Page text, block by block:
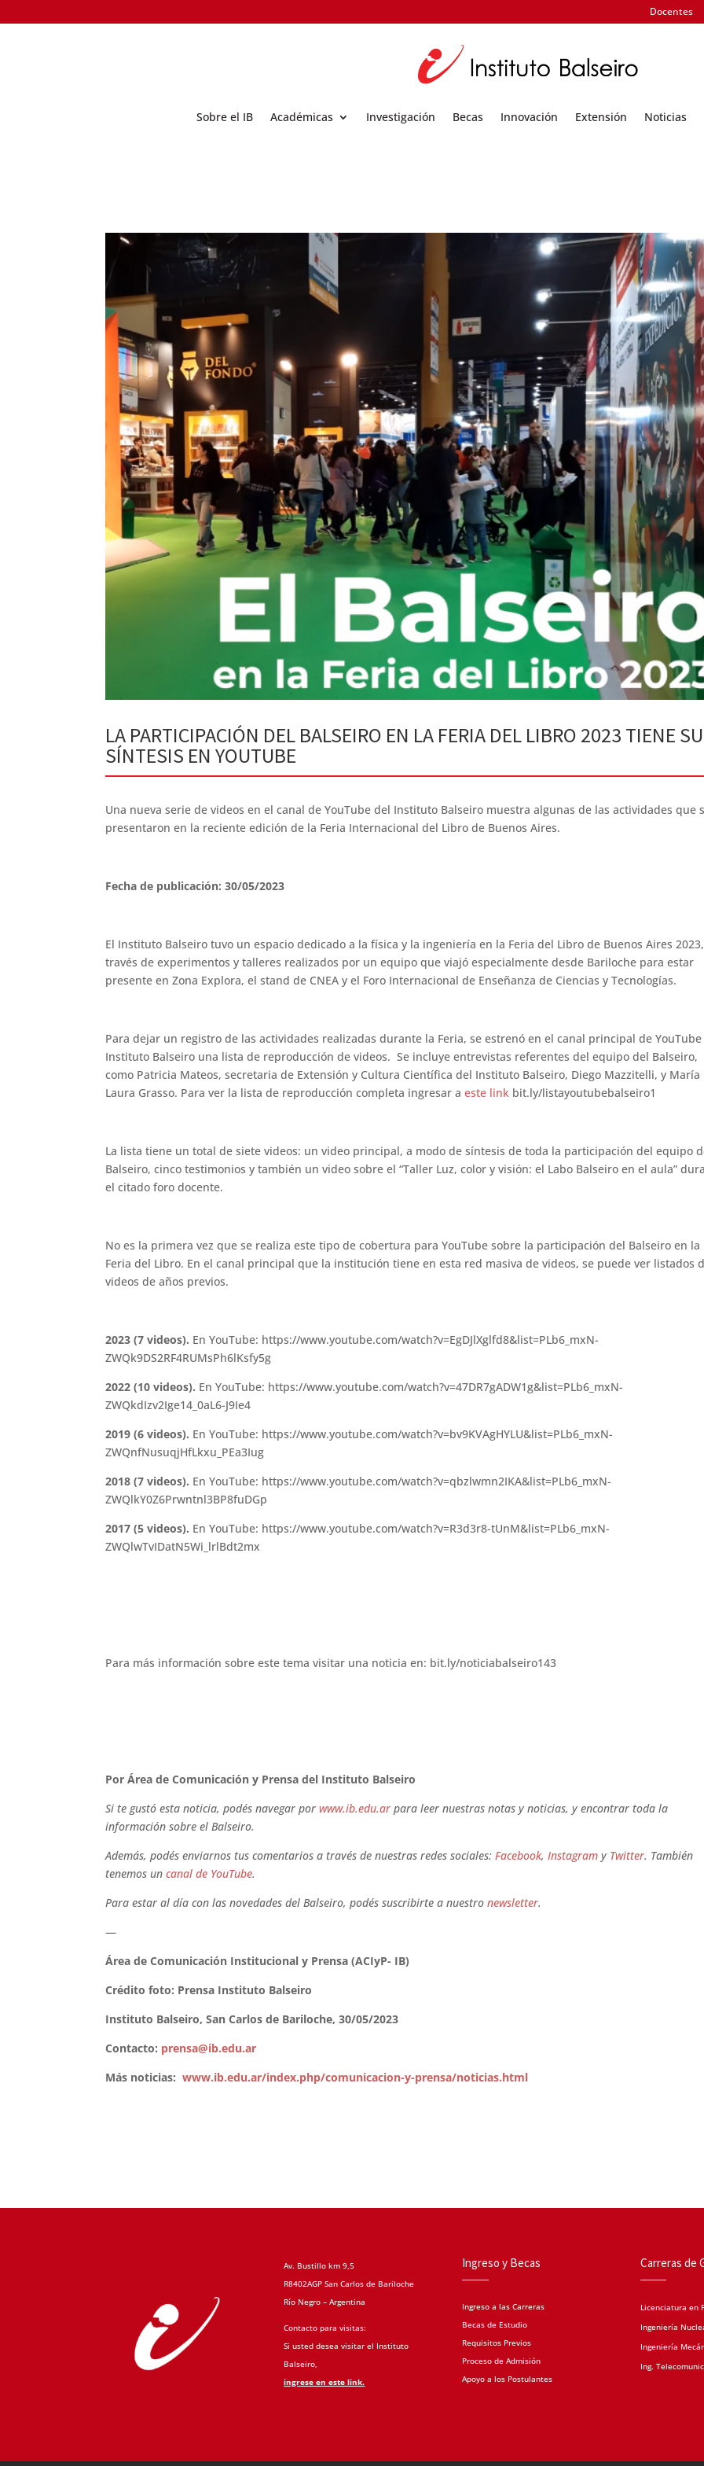
Docentes
Sobre el IB Académicas Investigación Becas Innovación Extensión Noticias
LA PARTICIPACIÓN DEL BALSEIRO EN LA FERIA DEL LIBRO 2023 TIENE SU
SÍNTESIS EN YOUTUBE
Una nueva serie de videos en el canal de YouTube del Instituto Balseiro muestra algunas de las actividades que
presentaron en la reciente edición de la Feria Internacional del Libro de Buenos Aires.
Fecha de publicación: 30/05/2023
El Instituto Balseiro tuvo un espacio dedicado a la física y la ingeniería en la Feria del Libro de Buenos Aires
través de experimentos y talleres realizados por un equipo que viajó especialmente desde Bariloche para estar
presente en Zona Explora, el stand de CNEA y el Foro Internacional de Enseñanza de Ciencias y Tecnologías.
Para dejar un registro de las actividades realizadas durante la Feria, se estrenó en el canal principal de YouTube
Instituto Balseiro una lista de reproducción de videos. Se incluye entrevistas referentes del equipo del Balseiro,
como Patricia Mateos, secretaria de Extensión y Cultura Científica del Instituto Balseiro, Diego Mazzitelli, y María
Laura Grasso. Para ver la lista de reproducción completa ingresar aeste link bit.ly/listayoutubebalseiro1
La lista tiene un total de siete videos: un video principal, a modo de síntesis de toda la participación del equipo
Balseiro, cinco testimonios y también un video sobre el “Taller Luz, color y visión: el Labo Balseiro en el aula”
el citado foro docente.
No es la primera vez que se realiza este tipo de cobertura para YouTube sobre la participación del Balseiro en la
Feria del Libro. En el canal principal que la institución tiene en esta red masiva de videos, se puede ver listados
videos de años previos.
2023 (7 videos). En YouTube: https://www.youtube.com/watch?v=EgDJlXglfd8&list=PLb6_mxN-
ZWQk9DS2RF4RUMsPh6lKsfy5g
2022 (10 videos). En YouTube: https://www.youtube.com/watch?v=47DR7gADW1g&list=PLb6_mxN-
ZWQkdIzv2Ige14_0aL6-J9Ie4
2019 (6 videos). En YouTube: https://www.youtube.com/watch?v=bv9KVAgHYLU&list=PLb6_mxN-
ZWQnfNusuqjHfLkxu_PEa3Iug
2018 (7 videos). En YouTube: https://www.youtube.com/watch?v=qbzlwmn2IKA&list=PLb6_mxN-
ZWQlkY0Z6Prwntnl3BP8fuDGp
2017 (5 videos). En YouTube: https://www.youtube.com/watch?v=R3d3r8-tUnM&list=PLb6_mxN-
ZWQlwTvIDatN5Wi_lrlBdt2mx
Para más información sobre este tema visitar una noticia en: bit.ly/noticiabalseiro143
Por Área de Comunicación y Prensa del Instituto Balseiro
Si te gustó esta noticia, podés navegar porwww.ib.edu.ar para leer nuestras notas y noticias, y encontrar toda la
información sobre el Balseiro.
Además, podés enviarnos tus comentarios a través de nuestras redes sociales:Facebook,Instagram y Twitter. También
tenemos uncanal de YouTube.
Para estar al día con las novedades del Balseiro, podés suscribirte a nuestronewsletter.
—
Área de Comunicación Institucional y Prensa (ACIyP- IB)
Crédito foto: Prensa Instituto Balseiro
Instituto Balseiro, San Carlos de Bariloche, 30/05/2023
Contacto: prensa@ib.edu.ar
Más noticias:www.ib.edu.ar/index.php/comunicacion-y-prensa/noticias.html
Av. Bustillo km 9,5
R8402AGP San Carlos de Bariloche
Río Negro – Argentina
Contacto para visitas:
Si usted desea visitar el Instituto
Balseiro,
ingrese en este link.
Ingreso y Becas
Ingreso a las Carreras
Becas de Estudio
Requisitos Previos
Proceso de Admisión
Apoyo a los Postulantes
Carreras de
Licenciatura en
Ingeniería
Ingeniería
Ing.